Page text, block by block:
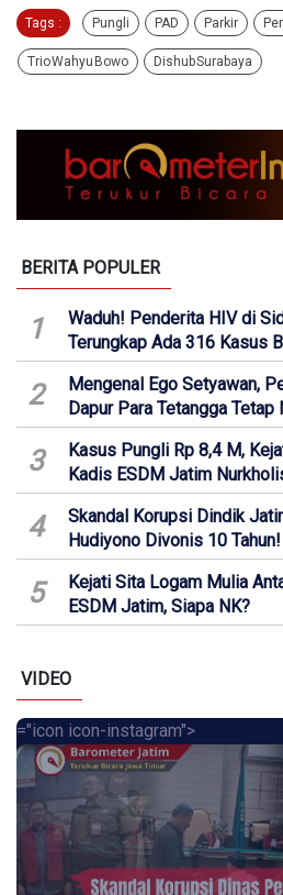
Tags : Pungli PAD Parkir
Trio Wahyu Bowo Dishub Surabaya
BERITA POPULER
1
Waduh! Penderita HIV di
Terungkap Ada 316 Kasus
2
Mengenal Ego Setyawan,
Dapur Para Tetangga Tetap
3
Kasus Pungli Rp 8,4 M,
Kadis ESDM Jatim
4
Skandal Korupsi Dindik
Hudiyono Divonis 10 Tahun!
5
Kejati Sita Logam Mulia
ESDM Jatim, Siapa NK?
VIDEO
="icon icon-instagram">